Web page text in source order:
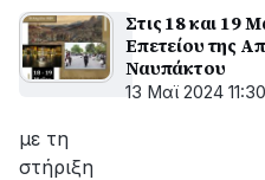
Στις 18 και 19
Επετείου της
Ναυπάκτου
13 Μαϊ 2024 11:30
με τη
στήριξη